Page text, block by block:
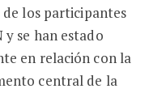
los participantes
y se han estado
en relación con la
central de la